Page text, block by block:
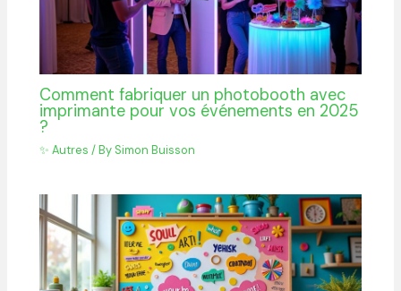
Comment fabriquer un photobooth avec
imprimante pour vos événements en 2025
?
✨ Autres / By Simon Buisson